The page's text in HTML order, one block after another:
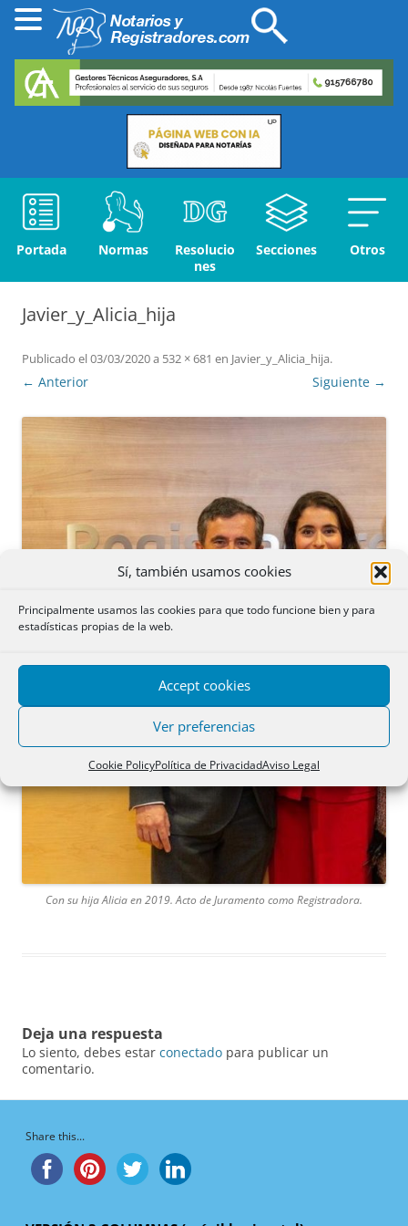
Sí, también usamos cookies
Principalmente usamos las cookies para que todo funcione bien y para
estadísticas propias de la web.
Accept cookies
Ver preferencias
Cookie PolicyPolítica de PrivacidadAviso Legal
Portada Normas
Resolucio
nes
Secciones Otros
Javier_y_Alicia_hija
Publicado el03/03/2020a 532 × 681 en Javier_y_Alicia_hija.
← Anterior Siguiente →
Con su hija Alicia en 2019. Acto de Juramento como Registradora.
Deja una respuesta
Lo siento, debes estar conectado para publicar un
comentario.
Share this...